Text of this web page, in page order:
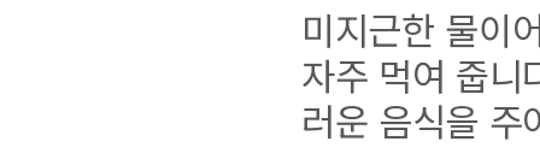
미지근한 물이
자주 먹여 줍니
러운 음식을 주